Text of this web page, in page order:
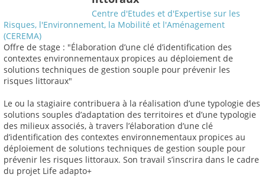
Centre d'Etudes et d'Expertise sur les
Risques, l'Environnement, la Mobilité et l'Aménagement
(CEREMA)
Offre de stage : "Élaboration d’une clé d’identification des
contextes environnementaux propices au déploiement de
solutions techniques de gestion souple pour prévenir les
risques littoraux"
Le ou la stagiaire contribuera à la réalisation d’une typologie des
solutions souples d’adaptation des territoires et d’une typologie
des milieux associés, à travers l’élaboration d’une clé
d’identification des contextes environnementaux propices au
déploiement de solutions techniques de gestion souple pour
prévenir les risques littoraux. Son travail s’inscrira dans le cadre
du projet Life adapto+